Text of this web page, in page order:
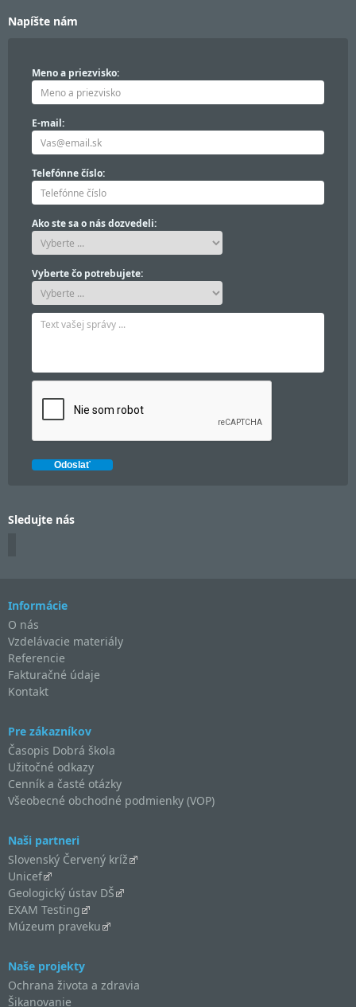
Napíšte nám
Meno a priezvisko:
E-mail:
Telefónne číslo:
Ako ste sa o nás dozvedeli:
Vyberte čo potrebujete:
Sledujte nás
Informácie
O nás
Vzdelávacie materiály
Referencie
Fakturačné údaje
Kontakt
Pre zákazníkov
Časopis Dobrá škola
Užitočné odkazy
Cenník a časté otázky
Všeobecné obchodné podmienky (VOP)
Naši partneri
Slovenský Červený kríž
Unicef
Geologický ústav DŠ
EXAM Testing
Múzeum praveku
Naše projekty
Ochrana života a zdravia
Šikanovanie